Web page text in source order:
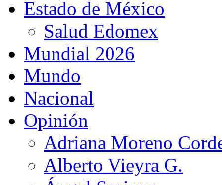
Estado de México
Salud Edomex
Mundial 2026
Mundo
Nacional
Opinión
Adriana Moreno
Alberto Vieyra G.